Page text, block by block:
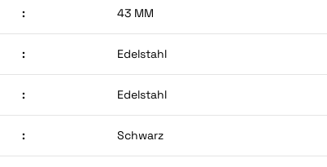
: 43 MM
: Edelstahl
: Edelstahl
: Schwarz